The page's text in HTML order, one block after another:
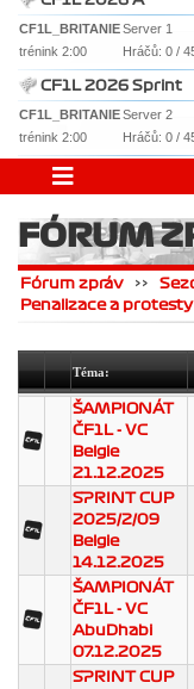
CF1L_BRITANIEServer 1
trénink 2:00
Hráčů: 0 /
CF1L 2026 Sprint
CF1L_BRITANIEServer 2
trénink 2:00
Hráčů: 0 /
FÓRUM
Fórum zpráv >>
Penalizace a protesty
Téma:
ŠAMPIONÁT
ČF1L - VC
Belgie
21.12.2025
SPRINT CUP
2025/2/09
Belgie
14.12.2025
ŠAMPIONÁT
ČF1L - VC
AbuDhabi
07.12.2025
SPRINT CUP